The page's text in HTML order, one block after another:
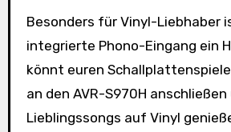
Besonders für Vinyl-Liebhaber
integrierte Phono-Eingang ein
könnt euren
an den AVR-S970H anschließen
Lieblingssongs auf Vinyl